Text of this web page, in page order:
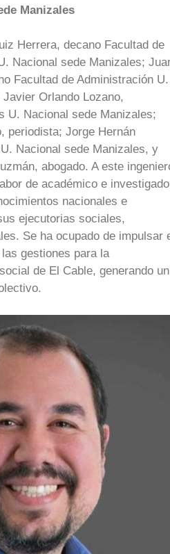
Manizales
Herrera, decano Facultad de
Nacional sede Manizales;
Facultad de Administración U.
Orlando Lozano,
U. Nacional sede Manizales;
periodista; Jorge Hernán
Nacional sede Manizales, y
abogado. A este
de académico e
nacionales e
ejecutorias sociales,
Se ha ocupado de impulsar
gestiones para la
de El Cable, generando un